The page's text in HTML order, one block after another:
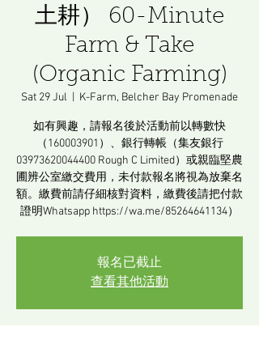
土耕） 60-Minute
Farm & Take
(Organic Farming)
Sat 29 Jul K-Farm, Belcher Bay Promenade
如有興趣，請報名後於活動前以轉數快
（160003901）、銀行轉帳（集友銀行
03973620044400 Rough C Limited）或親臨堅農
圃辨公室繳交費用，未付款報名將視為放棄名
額。繳費前請仔細核對資料，繳費後請把付款
證明Whatsapp https://wa.me/85264641134）
報名已截止
查看其他活動